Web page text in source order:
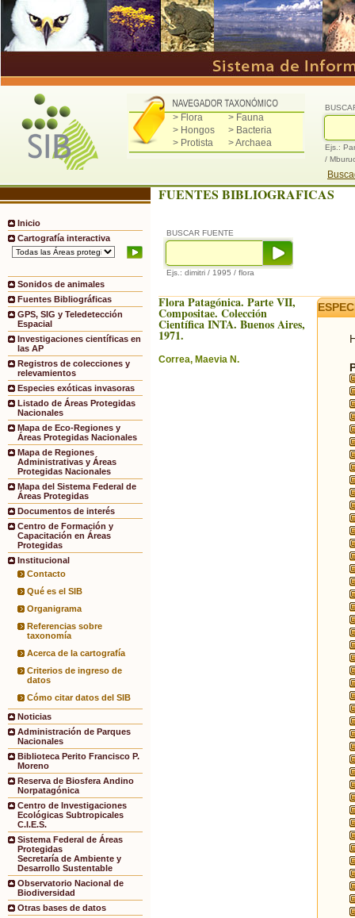
> Flora
> Fauna
> Hongos
> Bacteria
> Protista
> Archaea
Ejs.:
/
Inicio
Cartografía interactiva
Sonidos de animales
Fuentes Bibliográficas
GPS, SIG y Teledetección
Espacial
Investigaciones científicas en
las AP
Registros de colecciones y
relevamientos
Especies exóticas invasoras
Listado de Áreas Protegidas
Nacionales
Mapa de Eco-Regiones y
Áreas Protegidas Nacionales
Mapa de Regiones
Administrativas y Áreas
Protegidas Nacionales
Mapa del Sistema Federal de
Áreas Protegidas
Documentos de interés
Centro de Formación y
Capacitación en Áreas
Protegidas
Institucional
Contacto
Qué es el SIB
Organigrama
Referencias sobre
taxonomía
Acerca de la cartografía
Criterios de ingreso de
datos
Cómo citar datos del SIB
Noticias
Administración de Parques
Nacionales
Biblioteca Perito Francisco P.
Moreno
Reserva de Biosfera Andino
Norpatagónica
Centro de Investigaciones
Ecológicas Subtropicales
C.I.E.S.
Sistema Federal de Áreas
Protegidas
Secretaría de Ambiente y
Desarrollo Sustentable
Observatorio Nacional de
Biodiversidad
Otras bases de datos
FUENTES BIBLIOGRAFICAS
BUSCAR FUENTE
Ejs.: dimitri / 1995 / flora
Flora Patagónica. Parte VII,
Compositae. Colección
Científica INTA. Buenos Aires,
1971.
Correa, Maevia N.